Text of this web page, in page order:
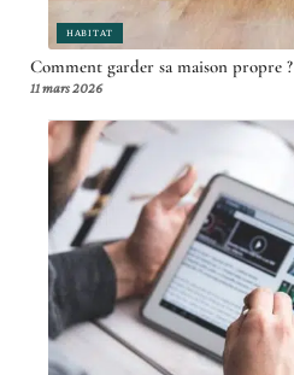
HABITAT
Comment garder sa maison propre ?
11 mars 2026